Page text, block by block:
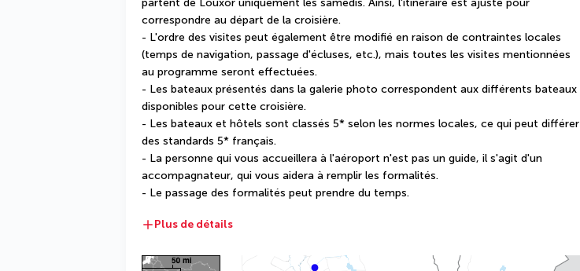
partent de Louxor uniquement les samedis. Ainsi, l'itinéraire est ajusté pour
correspondre au départ de la croisière.
- L'ordre des visites peut également être modifié en raison de contraintes locales
(temps de navigation, passage d'écluses, etc.), mais toutes les visites mentionnées
au programme seront effectuées.
- Les bateaux présentés dans la galerie photo correspondent aux différents bateaux
disponibles pour cette croisière.
- Les bateaux et hôtels sont classés 5* selon les normes locales, ce qui peut différer
des standards 5* français.
- La personne qui vous accueillera à l'aéroport n'est pas un guide, il s'agit d'un
accompagnateur, qui vous aidera à remplir les formalités.
- Le passage des formalités peut prendre du temps.
Plus de détails